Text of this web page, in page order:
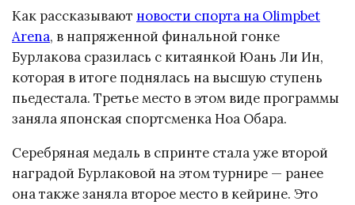
Как рассказывают новости спорта на Olimpbet
Arena, в напряженной финальной гонке
Бурлакова сразилась с китаянкой Юань Ли Ин,
которая в итоге поднялась на высшую ступень
пьедестала. Третье место в этом виде программы
заняла японская спортсменка Ноа Обара.
Серебряная медаль в спринте стала уже второй
наградой Бурлаковой на этом турнире — ранее
она также заняла второе место в кейрине. Это